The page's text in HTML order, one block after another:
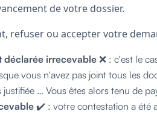
de votre dossier.
refuser ou accepter votre
déclarée irrecevable❌ : c'est le
vous n'avez pas joint tous les
… Vous êtes alors tenu de
✔️ : votre contestation a été